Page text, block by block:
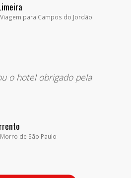
para Campos do Jordão
o hotel obrigado pela
de São Paulo